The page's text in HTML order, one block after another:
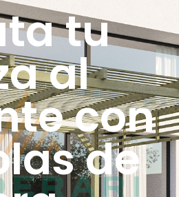
tu
al
con
de